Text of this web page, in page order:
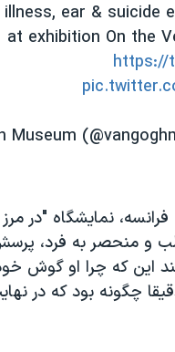
جایزه نوبل صلح
آمریکا «سی‌پک»
illness, ear & suicide
at exhibition On the
https://
نمایشگاه "در
و منحصر به فرد،
این که چرا او گوش خود
چگونه بود که در